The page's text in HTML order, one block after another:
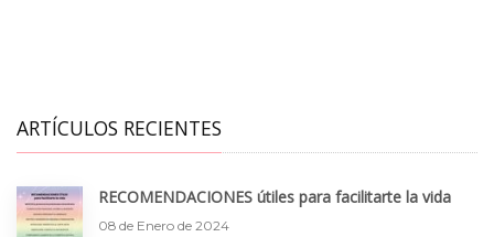
ARTÍCULOS RECIENTES
RECOMENDACIONES útiles para facilitarte la vida
08 de Enero de 2024